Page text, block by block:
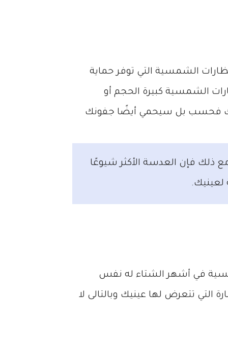
الشمسية التي توفر حماية
الشمسية كبيرة الحجم أو
فحسب بل سيحمي أيضًا جفونك
ذلك فإن العدسة الأكثر شيوعًا
لعينيك.
في أشهر الشتاء له نفس
تتعرض لها عينيك وبالتالى لا